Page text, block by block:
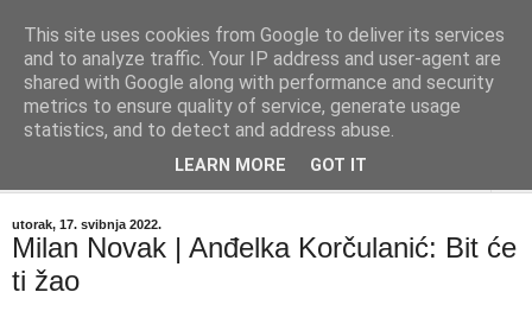
"Kvaka"
Časopis za književnost ISSN 2459-5632
utorak, 17. svibnja 2022.
Milan Novak | Anđelka Korčulanić: Bit će
ti žao
This site uses cookies from Google to deliver its services
and to analyze traffic. Your IP address and user-agent are
shared with Google along with performance and security
metrics to ensure quality of service, generate usage
statistics, and to detect and address abuse.
LEARN MORE GOT IT